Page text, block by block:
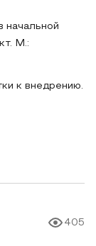
начальной
М.:
к внедрению.
405